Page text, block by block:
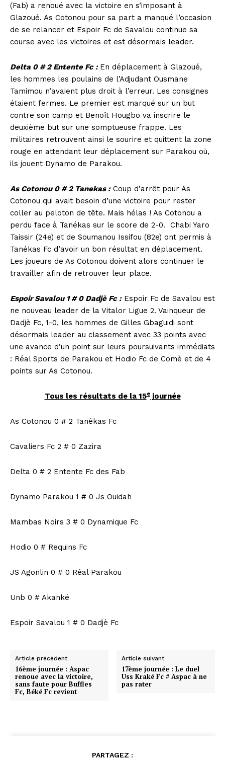
(Fab) a renoué avec la victoire en s’imposant à
Glazoué. As Cotonou pour sa part a manqué l’occasion
de se relancer et Espoir Fc de Savalou continue sa
course avec les victoires et est désormais leader.
Delta 0 # 2 Entente Fc : En déplacement à Glazoué,
les hommes les poulains de l’Adjudant Ousmane
Tamimou n’avaient plus droit à l’erreur. Les consignes
étaient fermes. Le premier est marqué sur un but
contre son camp et Benoît Hougbo va inscrire le
deuxième but sur une somptueuse frappe. Les
militaires retrouvent ainsi le sourire et quittent la zone
rouge en attendant leur déplacement sur Parakou où,
ils jouent Dynamo de Parakou.
As Cotonou 0 # 2 Tanekas :Coup d’arrêt pour As
Cotonou qui avait besoin d’une victoire pour rester
coller au peloton de tête. Mais hélas ! As Cotonou a
perdu face à Tanékas sur le score de 2-0. Chabi Yaro
Taissir (24e) et de Soumanou Issifou (82e) ont permis à
Tanékas Fc d’avoir un bon résultat en déplacement.
Les joueurs de As Cotonou doivent alors continuer le
travailler afin de retrouver leur place.
Espoir Savalou 1 # 0 Dadjè Fc :Espoir Fc de Savalou est
ne nouveau leader de la Vitalor Ligue 2. Vainqueur de
Dadjè Fc, 1-0, les hommes de Gilles Gbaguidi sont
désormais leader au classement avec 33 points avec
une avance d’un point sur leurs poursuivants immédiats
: Réal Sports de Parakou et Hodio Fc de Comè et de 4
points sur As Cotonou.
Tous les résultats de la 15ejournée
As Cotonou 0 # 2 Tanékas Fc
Cavaliers Fc 2 # 0 Zazira
Delta 0 # 2 Entente Fc des Fab
Dynamo Parakou 1 # 0 Js Ouidah
Mambas Noirs 3 # 0 Dynamique Fc
Hodio 0 # Requins Fc
JS Agonlin 0 # 0 Réal Parakou
Unb 0 # Akanké
Espoir Savalou 1 # 0 Dadjè Fc
Article précédent
16ème journée : Aspac
renoue avec la victoire,
sans faute pour Buffles
Fc, Béké Fc revient
Article suivant
17ème journée : Le duel
Uss Kraké Fc # Aspac à ne
pas rater
PARTAGEZ :